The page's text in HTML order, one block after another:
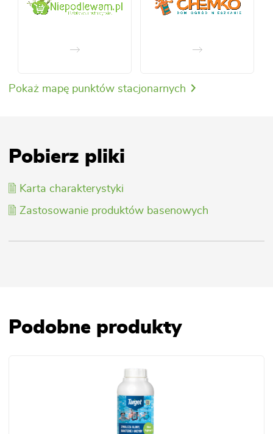
Pokaż mapę punktów stacjonarnych
Pobierz pliki
Karta charakterystyki
Zastosowanie produktów basenowych
Podobne produkty